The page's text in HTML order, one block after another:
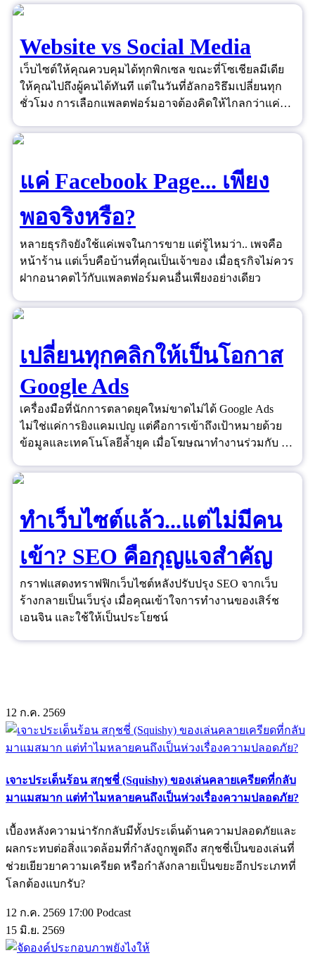
Website vs Social Media
เว็บไซต์ให้คุณควบคุมได้ทุกพิกเซล ขณะที่โซเชียลมีเดีย
ให้คุณไปถึงผู้คนได้ทันที แต่ในวันที่อัลกอริธึมเปลี่ยนทุก
ชั่วโมง การเลือกแพลตฟอร์มอาจต้องคิดให้ไกลกว่าแค่
แค่ Facebook Page... เพียง
พอจริงหรือ?
หลายธุรกิจยังใช้แค่เพจในการขาย แต่รู้ไหมว่า.. เพจคือ
หน้าร้าน แต่เว็บคือบ้านที่คุณเป็นเจ้าของ เมื่อธุรกิจไม่ควร
ฝากอนาคตไว้กับแพลตฟอร์มคนอื่นเพียงอย่างเดียว
เปลี่ยนทุกคลิกให้เป็นโอกาส
Google Ads
เครื่องมือที่นักการตลาดยุคใหม่ขาดไม่ได้ Google Ads
ไม่ใช่แค่การยิงแคมเปญ แต่คือการเข้าถึงเป้าหมายด้วย
ข้อมูลและเทคโนโลยีล้ำยุค เมื่อโฆษณาทำงานร่วมกับ AI
ดวงอีกต่อไป
ทำเว็บไซต์แล้ว...แต่ไม่มีคน
เข้า? SEO คือกุญแจสำคัญ
กราฟแสดงทราฟฟิกเว็บไซต์หลังปรับปรุง SEO จากเว็บ
ร้างกลายเป็นเว็บรุ่ง เมื่อคุณเข้าใจการทำงานของเสิร์ช
เอนจิน และใช้ให้เป็นประโยชน์
12 ก.ค. 2569
เจาะประเด็นร้อน สกุชชี่ (Squishy) ของเล่นคลายเครียดที่กลับ
มาแมสมาก แต่ทำไมหลายคนถึงเป็นห่วงเรื่องความปลอดภัย?
เบื้องหลังความน่ารักกลับมีทั้งประเด็นด้านความปลอดภัยและ
ผลกระทบต่อสิ่งแวดล้อมที่กำลังถูกพูดถึง สกุชชี่เป็นของเล่นที่
ช่วยเยียวยาความเครียด หรือกำลังกลายเป็นขยะอีกประเภทที่
โลกต้องแบกรับ?
12 ก.ค. 2569 17:00 Podcast
15 มิ.ย. 2569